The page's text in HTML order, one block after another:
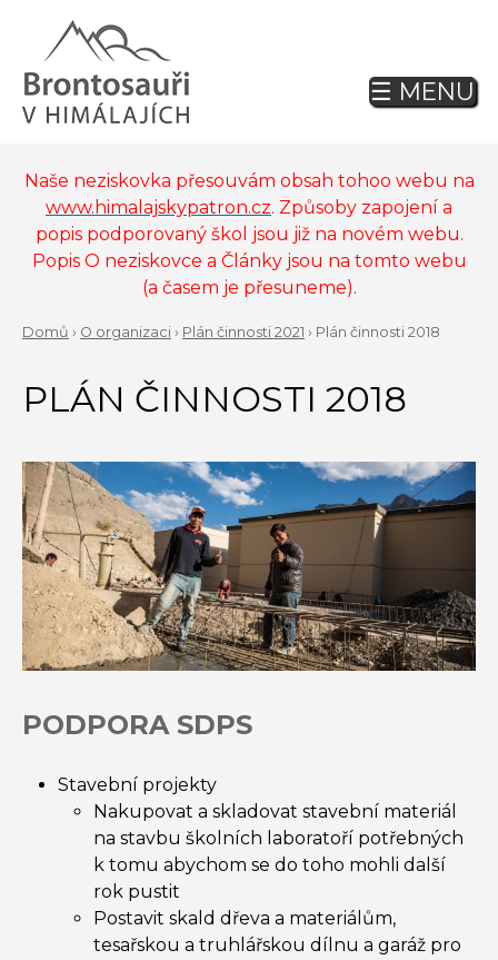
navigation
Naše neziskovka přesouvám obsah tohoo webu na
www.himalajskypatron.cz. Způsoby zapojení a
popis podporovaný škol jsou již na novém webu.
Popis O neziskovce a Články jsou na tomto webu
(a časem je přesuneme).
ARE
Domů › O organizaci › Plán činnosti 2021 › Plán činnosti 2018
to
top
PLÁN ČINNOSTI 2018
PODPORA SDPS
Stavební projekty
Nakupovat a skladovat stavební materiál
na stavbu školních laboratoří potřebných
k tomu abychom se do toho mohli další
rok pustit
Postavit skald dřeva a materiálům,
tesařskou a truhlářskou dílnu a garáž pro
Back
to
☰ MENU